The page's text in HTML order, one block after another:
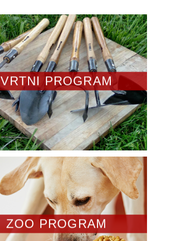
VRTNI PROGRAM
ZOO PROGRAM